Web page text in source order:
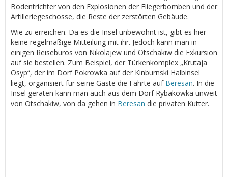
Bodentrichter von den Explosionen der Fliegerbomben und der
Artilleriegeschosse, die Reste der zerstörten Gebäude.
Wie zu erreichen. Da es die Insel unbewohnt ist, gibt es hier
keine regelmäßige Mitteilung mit ihr. Jedoch kann man in
einigen Reisebüros von Nikolajew und Otschakiw die Exkursion
auf sie bestellen. Zum Beispiel, der Türkenkomplex „Krutaja
Osyp“, der im Dorf Pokrowka auf der Kinburnski Halbinsel
liegt, organisiert für seine Gäste die Fährte auf Beresan. In die
Insel geraten kann man auch aus dem Dorf Rybakowka unweit
von Otschakiw, von da gehen in Beresan die privaten Kutter.